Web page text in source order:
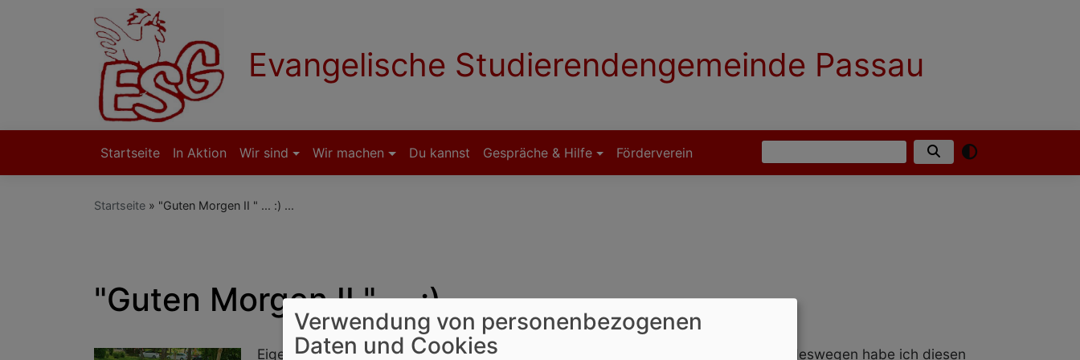
Evangelische Studierendengemeinde Passau
Hauptnavigation
Startseite In Aktion Wir sind Wir machen Du kannst Gespräche & Hilfe Förderverein Suche
Startseite "Guten Morgen II " ... :) ...
"Guten Morgen II " ... :) ...
Eigentlich eine „ganz normale Wiese“ und ja, eben doch nicht, wirklich nicht. Und deswegen habe ich diesen
Verwendung von personenbezogenen
Daten und Cookies